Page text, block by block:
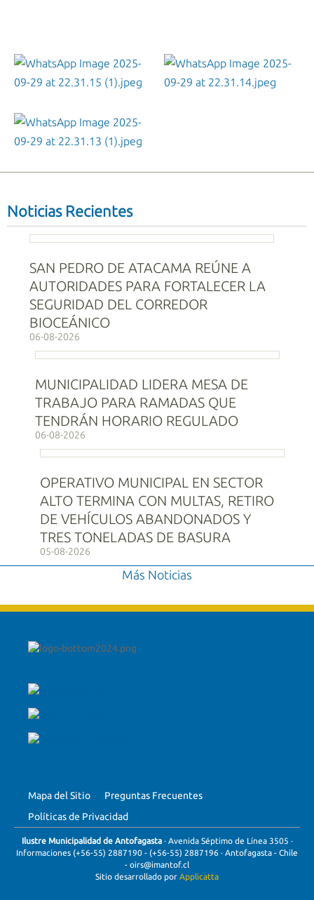
WhatsApp Image 2025-09-29 at 22.31.15 (1).jpeg WhatsApp Image 2025-09-29 at 22.31.14.jpeg
WhatsApp Image 2025-09-29 at 22.31.13 (1).jpeg
Noticias Recientes
SAN PEDRO DE ATACAMA REÚNE A
AUTORIDADES PARA FORTALECER LA
SEGURIDAD DEL CORREDOR
BIOCEÁNICO
06-08-2026
MUNICIPALIDAD LIDERA MESA DE
TRABAJO PARA RAMADAS QUE
TENDRÁN HORARIO REGULADO
06-08-2026
OPERATIVO MUNICIPAL EN SECTOR
ALTO TERMINA CON MULTAS, RETIRO
DE VEHÍCULOS ABANDONADOS Y
TRES TONELADAS DE BASURA
05-08-2026
Más Noticias
Mapa del Sitio
Preguntas Frecuentes
Políticas de Privacidad
Ilustre Municipalidad de Antofagasta· Avenida Séptimo de Línea 3505 ·
Informaciones (+56-55) 2887190 - (+56-55) 2887196 · Antofagasta - Chile
- oirs@imantof.cl
Sitio desarrollado por Applicatta